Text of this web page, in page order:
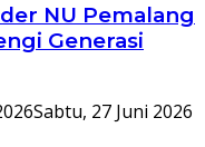
NU Pemalang
Generasi
Sabtu, 27 Juni 2026